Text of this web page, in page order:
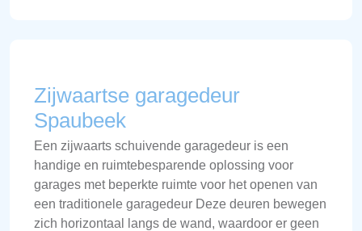
Zijwaartse garagedeur
Spaubeek
Een zijwaarts schuivende garagedeur is een
handige en ruimtebesparende oplossing voor
garages met beperkte ruimte voor het openen van
een traditionele garagedeur Deze deuren bewegen
zich horizontaal langs de wand, waardoor er geen